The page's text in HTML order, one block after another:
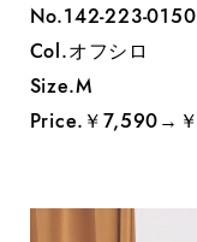
No.142-223-
Col.オフシロ
Size.M
Price.￥7,590→